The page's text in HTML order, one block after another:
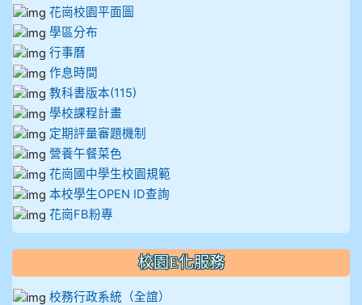
花崗校園平面圖
學區分布
行事曆
作息時間
教科書版本(115)
學校課程計畫
定期評量審題機制
營養午餐菜色
花崗國中學生校園規範
本校學生OPEN ID查詢
花崗FB粉專
校園E化服務
校務行政系統（全誼）